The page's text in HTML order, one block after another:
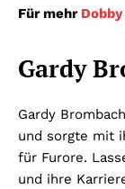
Für mehr Dobby
Gardy
Gardy
und sorgte mit
für Furore.
und ihre